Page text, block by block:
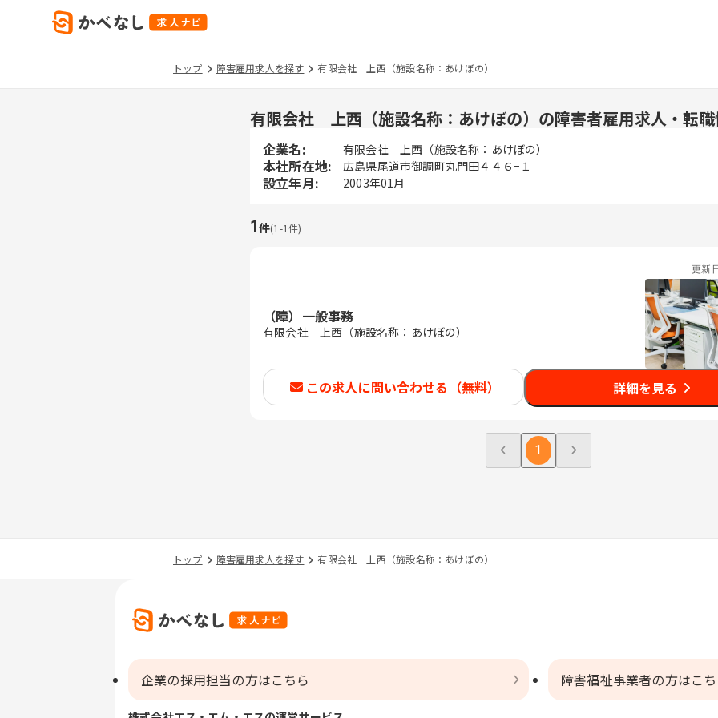
トップ 障害雇用求人を探す 有限会社 上西（施設名称：あけぼの）
有限会社 上西（施設名称：あけぼの）の障害者雇用求人・転
企業名: 有限会社 上西（施設名称：あけぼの）
本社所在地: 広島県尾道市御調町丸門田４４６−１
設立年月: 2003年01月
1 件(1 -1件)
更新
（障）一般事務
有限会社 上西（施設名称：あけぼの）
この求人に問い合わせる（無料） 詳細を見る
1
トップ 障害雇用求人を探す 有限会社 上西（施設名称：あけぼの）
企業の採用担当の方はこちら 障害福祉事業者の方はこ